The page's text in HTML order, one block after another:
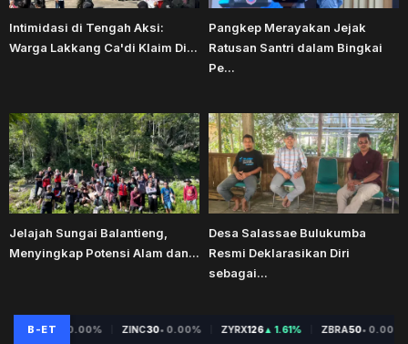
Intimidasi di Tengah Aksi:
Warga Lakkang Ca'di Klaim Di...
Pangkep Merayakan Jejak
Ratusan Santri dalam Bingkai
Pe...
Jelajah Sungai Balantieng,
Menyingkap Potensi Alam dan...
Desa Salassae Bulukumba
Resmi Deklarasikan Diri
sebagai...